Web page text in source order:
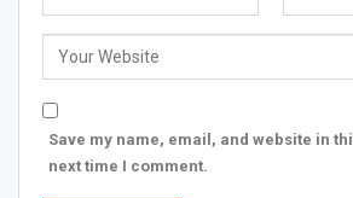
Save my name, email, and website in
next time I comment.